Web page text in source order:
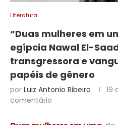
Literatura
“Duas mulheres em
egípcia Nawal El-
transgressora e
papéis de gênero
por Luiz Antonio Ribeiro 19
comentário